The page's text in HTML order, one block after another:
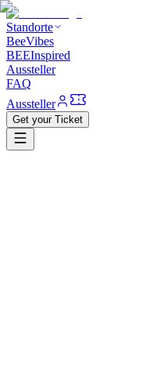
Standorte
BeeVibes
BEEInspired
Aussteller
FAQ
Aussteller
Get your Ticket